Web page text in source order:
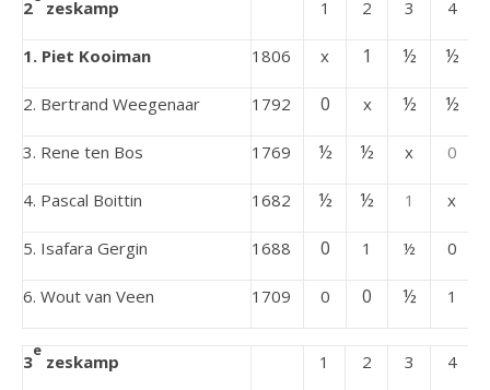
2 zeskamp 1 2 3 4
1. Piet Kooiman 1806 x 1 ½ ½
2. Bertrand Weegenaar 1792 0 x ½ ½
3. Rene ten Bos 1769 ½ ½ x 0
4. Pascal Boittin 1682 ½ ½ 1 x
5. Isafara Gergin 1688 0 1 ½ 0
6. Wout van Veen 1709 0 0 ½ 1
3
e
zeskamp 1 2 3 4